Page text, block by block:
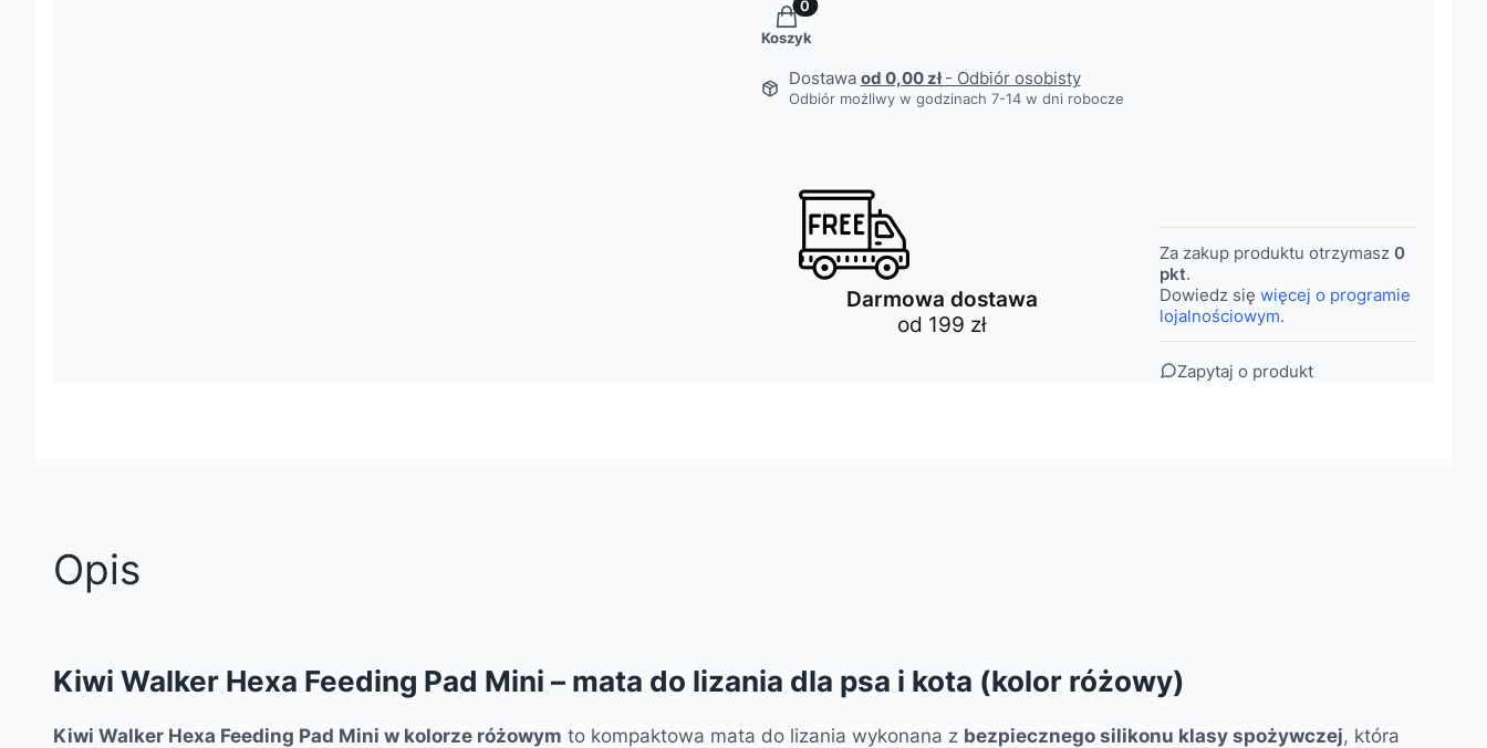
Produkty w koszyku: 0. Zobacz szczegóły
Koszyk
Dostawa od 0,00 zł- Odbiór osobisty
Odbiór możliwy w godzinach 7-14 w dni robocze
Darmowa dostawa
od 199 zł
Za zakup produktu otrzymasz 0
pkt.
Dowiedz się więcej o programie
lojalnościowym.
Zapytaj o produkt
Opis
Kiwi Walker Hexa Feeding Pad Mini – mata do lizania dla psa i kota (kolor różowy)
Kiwi Walker Hexa Feeding Pad Mini w kolorze różowym to kompaktowa mata do lizania wykonana z bezpiecznego silikonu klasy spożywczej, która